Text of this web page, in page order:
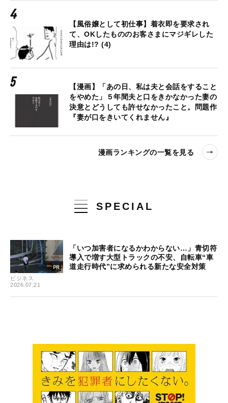
【風俗嬢として初仕事】着衣即を要求され
て、OKしたもののお客さまにマジギレした
理由は!? (4)
【漫画】「あの日、私は夫と会話をすること
をやめた」５年間夫と口をきかなかった妻の
決意とどうしても許せなかったこと。問題作
『妻が口をきいてくれません』
漫画ランキングの一覧を見る
SPECIAL
ビジネス
2026.07.21
「いつ加害者になるかわからない…」青切符
導入で増す大型トラックの不安、自転車“車
道走行時代”に求められる新たな安全対策